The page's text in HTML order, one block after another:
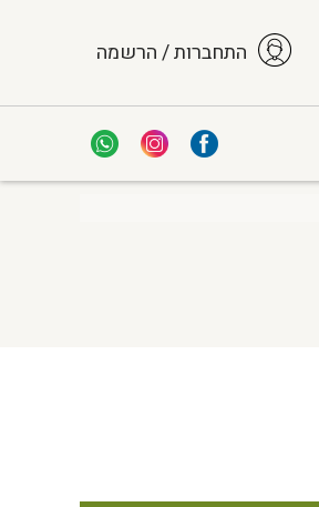
התחברות / הרשמה